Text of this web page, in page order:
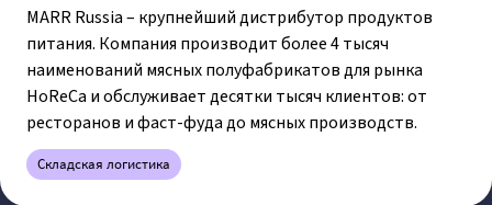
MARR Russia – крупнейший дистрибутор продуктов
питания. Компания производит более 4 тысяч
наименований мясных полуфабрикатов для рынка
HoReCa и обслуживает десятки тысяч клиентов: от
ресторанов и фаст-фуда до мясных производств.
Складская логистика